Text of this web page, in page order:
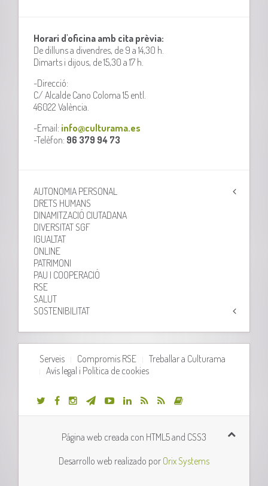
Horari d'oficina amb cita prèvia:
De dilluns a divendres, de 9 a 14,30 h.
Dimarts i dijous, de 15,30 a 17 h.
-Direcció:
C/ Alcalde Cano Coloma 15 entl.
46022 València.
-Email: info@culturama.es
-Telèfon: 96 379 94 73
AUTONOMIA PERSONAL
DRETS HUMANS
DINAMITZACIÓ CIUTADANA
DIVERSITAT SGF
IGUALTAT
ONLINE
PATRIMONI
PAU I COOPERACIÓ
RSE
SALUT
SOSTENIBILITAT
Serveis Compromis RSE
Treballar a Culturama
Avís legal i Política de cookies
Página web creada con HTML5 and CSS3
Desarrollo web realizado por Orix Systems